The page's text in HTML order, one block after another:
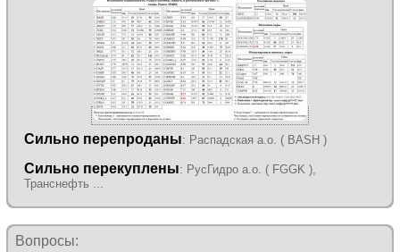
Сильно перепроданы: Распадская а.о. ( BASH )
Сильно перекуплены: РусГидро а.о. ( FGGK ),
Транснефть ...
Вопросы: